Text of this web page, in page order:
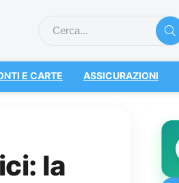
E CARTE ASSICURAZIONI
la